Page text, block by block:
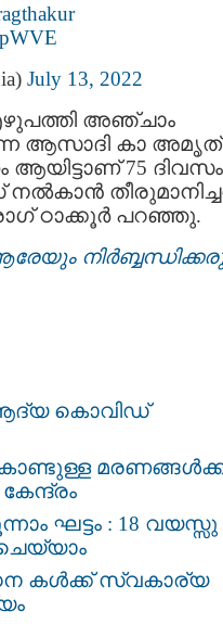
July 13, 2022
അഞ്ചാം
ആസാദി കാ അമൃത്
75 ദിവസം
ഠാക്കൂർ പറഞ്ഞു.
കൊവിഡ്
ഘട്ടം : 18 വയസ്സു
കൾക്ക് സ്വകാര്യ